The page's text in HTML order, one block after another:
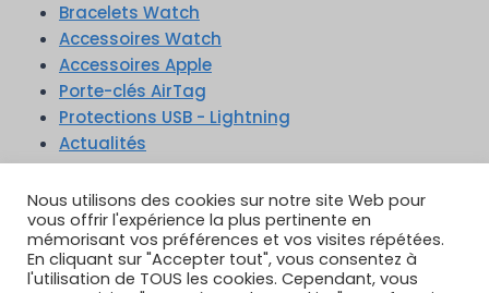
Bracelets Watch
Accessoires Watch
Accessoires Apple
Porte-clés AirTag
Protections USB - Lightning
Actualités
TikTok YouTube
Google Reviews
Nous utilisons des cookies sur notre site Web pour
vous offrir l'expérience la plus pertinente en
mémorisant vos préférences et vos visites répétées.
En cliquant sur "Accepter tout", vous consentez à
l'utilisation de TOUS les cookies. Cependant, vous